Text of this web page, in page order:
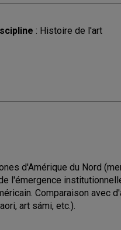
: Histoire de l'art
d'Amérique du Nord
l'émergence
Comparaison avec
art sámi, etc.).